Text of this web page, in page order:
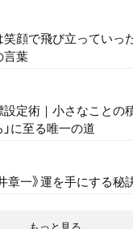
笑顔で飛び立ってい
言葉
定術｜小さなことの
に至る唯一の道
章一》運を手にする秘